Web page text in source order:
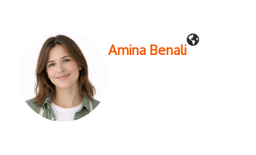
Amina Benali